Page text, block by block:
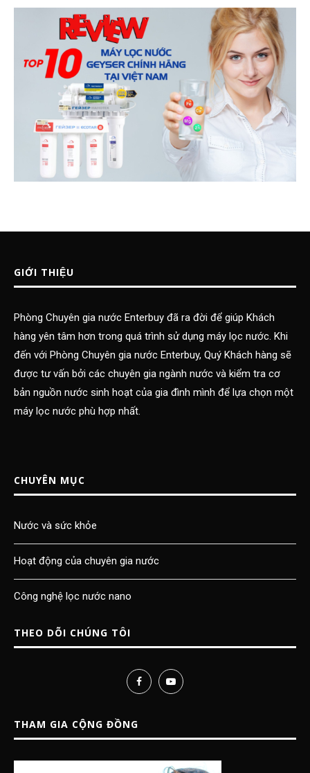
GIỚI THIỆU
Phòng Chuyên gia nước Enterbuy đã ra đời để giúp Khách
hàng yên tâm hơn trong quá trình sử dụng máy lọc nước. Khi
đến với Phòng Chuyên gia nước Enterbuy, Quý Khách hàng sẽ
được tư vấn bởi các chuyên gia ngành nước và kiểm tra cơ
bản nguồn nước sinh hoạt của gia đình mình để lựa chọn một
máy lọc nước phù hợp nhất.
CHUYÊN MỤC
Nước và sức khỏe
Hoạt động của chuyên gia nước
Công nghệ lọc nước nano
THEO DÕI CHÚNG TÔI
THAM GIA CỘNG ĐỒNG